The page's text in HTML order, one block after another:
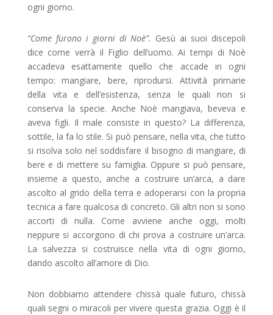
ogni giorno.
“Come furono i giorni di Noè”. Gesù ai suoi discepoli
dice come verrà il Figlio dell’uomo. Ai tempi di Noè
accadeva esattamente quello che accade in ogni
tempo: mangiare, bere, riprodursi. Attività primarie
della vita e dell’esistenza, senza le quali non si
conserva la specie. Anche Noè mangiava, beveva e
aveva figli. Il male consiste in questo? La differenza,
sottile, la fa lo stile. Si può pensare, nella vita, che tutto
si risolva solo nel soddisfare il bisogno di mangiare, di
bere e di mettere su famiglia. Oppure si può pensare,
insieme a questo, anche a costruire un’arca, a dare
ascolto al grido della terra e adoperarsi con la propria
tecnica a fare qualcosa di concreto. Gli altri non si sono
accorti di nulla. Come avviene anche oggi, molti
neppure si accorgono di chi prova a costruire un’arca.
La salvezza si costruisce nella vita di ogni giorno,
dando ascolto all’amore di Dio.
Non dobbiamo attendere chissà quale futuro, chissà
quali segni o miracoli per vivere questa grazia. Oggi è il